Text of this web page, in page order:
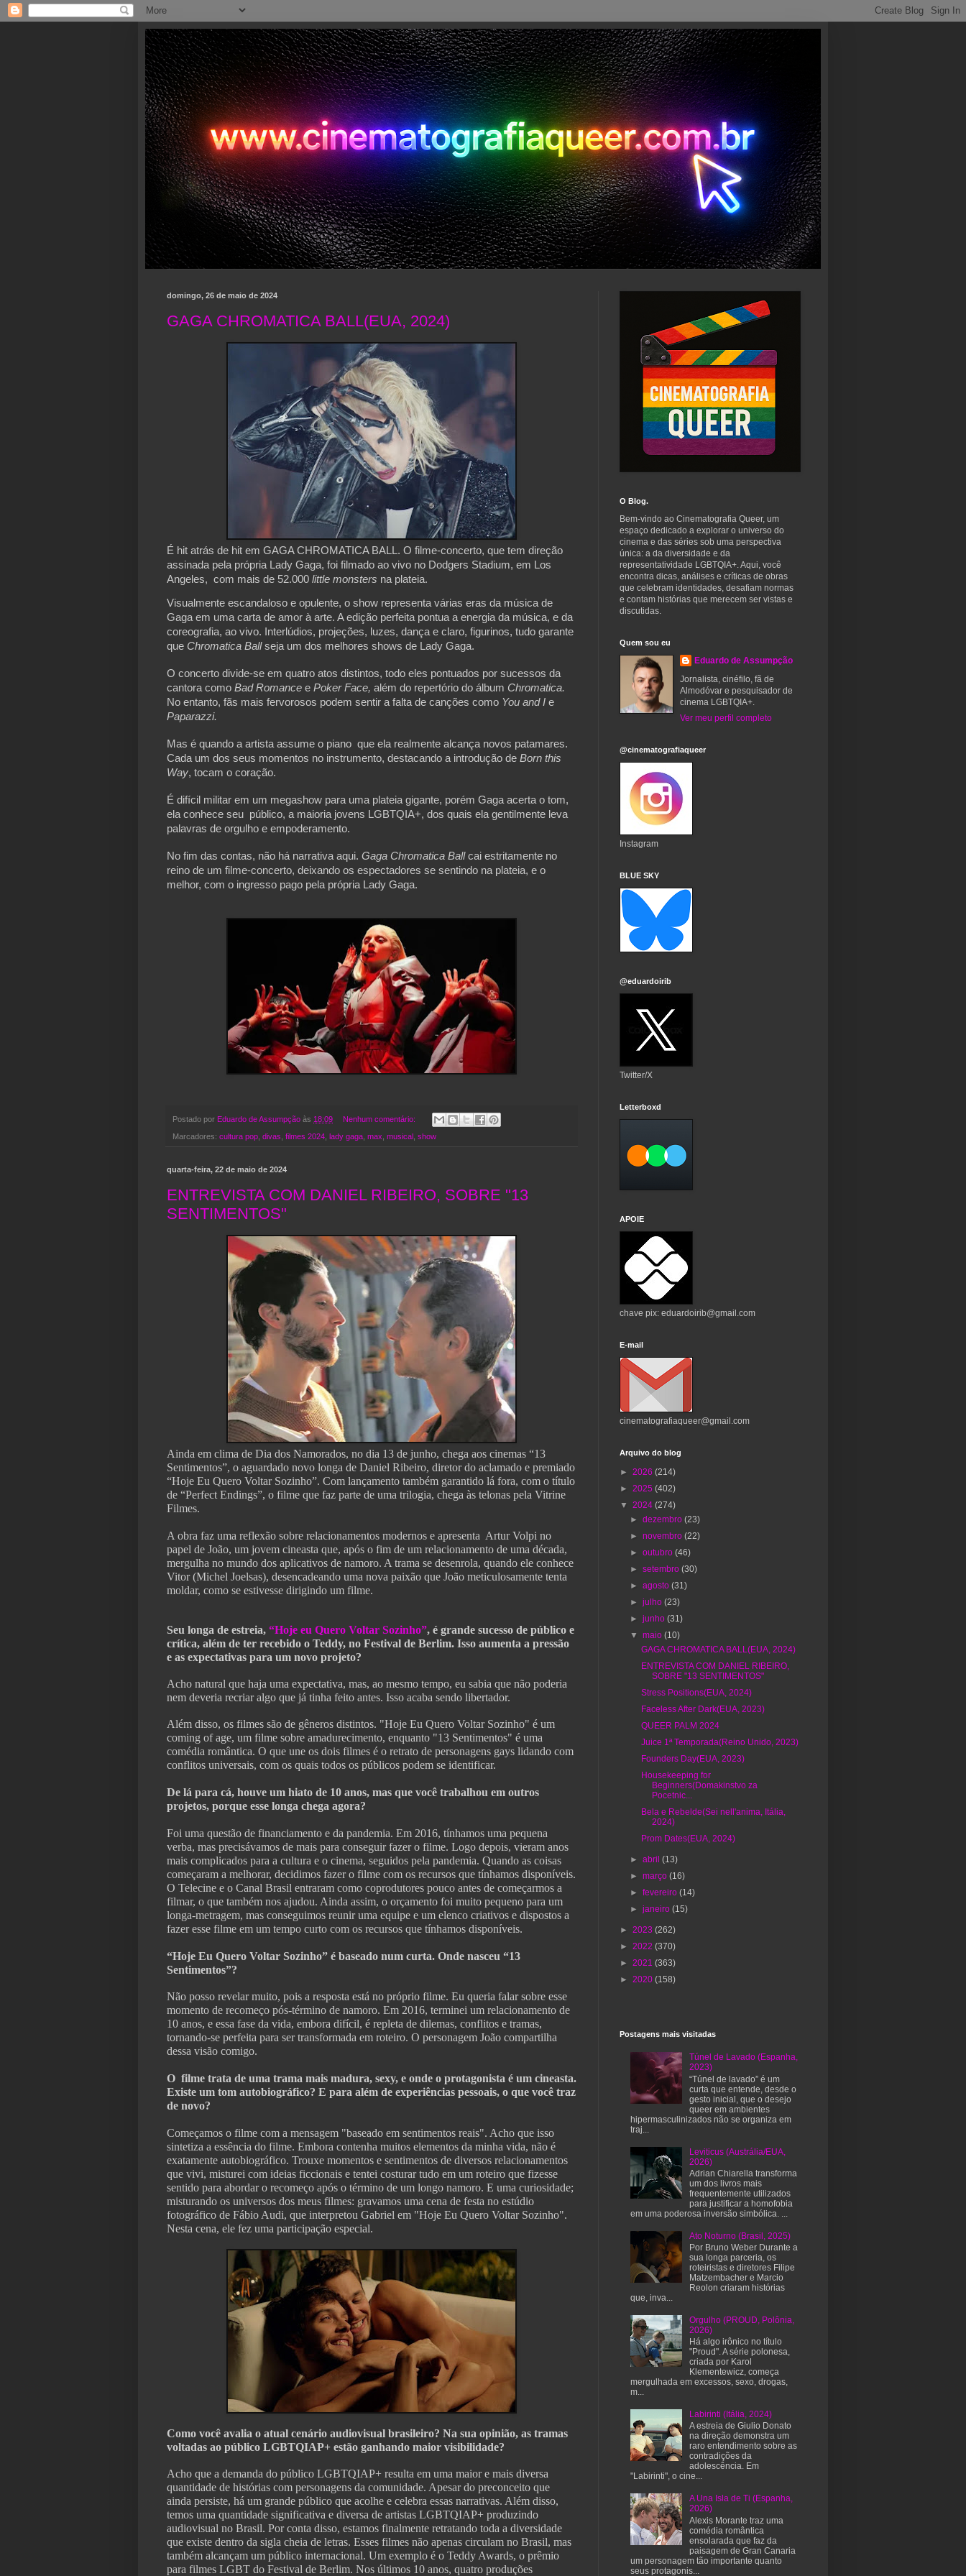
domingo, 26 de maio de 2024
GAGA CHROMATICA BALL(EUA, 2024)
É hit atrás de hit em GAGA CHROMATICA BALL. O filme-concerto, que tem direção
assinada pela própria Lady Gaga, foi filmado ao vivo no Dodgers Stadium, em Los
Angeles, com mais de 52.000 little monsters na plateia.
Visualmente escandaloso e opulente, o show representa várias eras da música de
Gaga em uma carta de amor à arte. A edição perfeita pontua a energia da música, e da
coreografia, ao vivo. Interlúdios, projeções, luzes, dança e claro, figurinos, tudo garante
que Chromatica Ballseja um dos melhores shows de Lady Gaga.
O concerto divide-se em quatro atos distintos, todo eles pontuados por sucessos da
cantora como Bad Romance e Poker Face, além do repertório do álbum Chromatica.
No entanto, fãs mais fervorosos podem sentir a falta de canções como You and I e
Paparazzi.
Mas é quando a artista assume o piano que ela realmente alcança novos patamares.
Cada um dos seus momentos no instrumento, destacando a introdução de Born this
Way, tocam o coração.
É difícil militar em um megashow para uma plateia gigante, porém Gaga acerta o tom,
ela conhece seu público, a maioria jovens LGBTQIA+, dos quais ela gentilmente leva
palavras de orgulho e empoderamento.
No fim das contas, não há narrativa aqui. Gaga Chromatica Ballcai estritamente no
reino de um filme-concerto, deixando os espectadores se sentindo na plateia, e o
melhor, com o ingresso pago pela própria Lady Gaga.
Postado por Eduardo de Assumpção às 18:09 Nenhum comentário:
Marcadores: cultura pop divas filmes 2024 lady gaga max musical show
quarta-feira, 22 de maio de 2024
ENTREVISTA COM DANIEL RIBEIRO, SOBRE "13
SENTIMENTOS"
Ainda em clima de Dia dos Namorados, no dia 13 de junho, chega aos cinemas “13
Sentimentos”, o aguardado novo longa de Daniel Ribeiro, diretor do aclamado e premiado
“Hoje Eu Quero Voltar Sozinho”. Com lançamento também garantido lá fora, com o título
de “Perfect Endings”, o filme que faz parte de uma trilogia, chega às telonas pela Vitrine
Filmes.
A obra faz uma reflexão sobre relacionamentos modernos e apresenta Artur Volpi no
papel de João, um jovem cineasta que, após o fim de um relacionamento de uma década,
mergulha no mundo dos aplicativos de namoro. A trama se desenrola, quando ele conhece
Vitor (Michel Joelsas), desencadeando uma nova paixão que João meticulosamente tenta
moldar, como se estivesse dirigindo um filme.
Seu longa de estreia, “Hoje eu Quero Voltar Sozinho”, é grande sucesso de público e
crítica, além de ter recebido o Teddy, no Festival de Berlim. Isso aumenta a pressão
e as expectativas para um novo projeto?
Acho natural que haja uma expectativa, mas, ao mesmo tempo, eu sabia que não poderia
nem deveria recriar algo que já tinha feito antes. Isso acaba sendo libertador.
Além disso, os filmes são de gêneros distintos. "Hoje Eu Quero Voltar Sozinho" é um
coming of age, um filme sobre amadurecimento, enquanto "13 Sentimentos" é uma
comédia romântica. O que une os dois filmes é o retrato de personagens gays lidando com
conflitos universais, com os quais todos os públicos podem se identificar.
De lá para cá, houve um hiato de 10 anos, mas que você trabalhou em outros
projetos, porque esse longa chega agora?
Foi uma questão de financiamento e da pandemia. Em 2016, tínhamos uma pequena
verba, mas precisávamos de mais para conseguir fazer o filme. Logo depois, vieram anos
mais complicados para a cultura e o cinema, seguidos pela pandemia. Quando as coisas
começaram a melhorar, decidimos fazer o filme com os recursos que tínhamos disponíveis.
O Telecine e o Canal Brasil entraram como coprodutores pouco antes de começarmos a
filmar, o que também nos ajudou. Ainda assim, o orçamento foi muito pequeno para um
longa-metragem, mas conseguimos reunir uma equipe e um elenco criativos e dispostos a
fazer esse filme em um tempo curto com os recursos que tínhamos disponíveis.
“Hoje Eu Quero Voltar Sozinho” é baseado num curta. Onde nasceu “13
Sentimentos”?
Não posso revelar muito, pois a resposta está no próprio filme. Eu queria falar sobre esse
momento de recomeço pós-término de namoro. Em 2016, terminei um relacionamento de
10 anos, e essa fase da vida, embora difícil, é repleta de dilemas, conflitos e tramas,
tornando-se perfeita para ser transformada em roteiro. O personagem João compartilha
dessa visão comigo.
O filme trata de uma trama mais madura, sexy, e onde o protagonista é um cineasta.
Existe um tom autobiográfico? E para além de experiências pessoais, o que você traz
de novo?
Começamos o filme com a mensagem "baseado em sentimentos reais". Acho que isso
sintetiza a essência do filme. Embora contenha muitos elementos da minha vida, não é
exatamente autobiográfico. Trouxe momentos e sentimentos de diversos relacionamentos
que vivi, misturei com ideias ficcionais e tentei costurar tudo em um roteiro que fizesse
sentido para abordar o recomeço após o término de um longo namoro. E uma curiosidade;
misturando os universos dos meus filmes: gravamos uma cena de festa no estúdio
fotográfico de Fábio Audi, que interpretou Gabriel em "Hoje Eu Quero Voltar Sozinho".
Nesta cena, ele fez uma participação especial.
Como você avalia o atual cenário audiovisual brasileiro? Na sua opinião, as tramas
voltadas ao público LGBTQIAP+ estão ganhando maior visibilidade?
Acho que a demanda do público LGBTQIAP+ resulta em uma maior e mais diversa
quantidade de histórias com personagens da comunidade. Apesar do preconceito que
ainda persiste, há um grande público que acolhe e celebra essas narrativas. Além disso,
temos uma quantidade significativa e diversa de artistas LGBTQIAP+ produzindo
audiovisual no Brasil. Por conta disso, estamos finalmente retratando toda a diversidade
que existe dentro da sigla cheia de letras. Esses filmes não apenas circulam no Brasil, mas
também alcançam um público internacional. Um exemplo é o Teddy Awards, o prêmio
para filmes LGBT do Festival de Berlim. Nos últimos 10 anos, quatro produções
O Blog.
Bem-vindo ao Cinematografia Queer, um
espaço dedicado a explorar o universo do
cinema e das séries sob uma perspectiva
única: a da diversidade e da
representatividade LGBTQIA+. Aqui, você
encontra dicas, análises e críticas de obras
que celebram identidades, desafiam normas
e contam histórias que merecem ser vistas e
discutidas.
Quem sou eu
Eduardo de Assumpção
Jornalista, cinéfilo, fã de
Almodóvar e pesquisador de
cinema LGBTQIA+.
Ver meu perfil completo
@cinematografiaqueer
Instagram
BLUE SKY
@eduardoirib
Twitter/X
Letterboxd
APOIE
chave pix: eduardoirib@gmail.com
E-mail
cinematografiaqueer@gmail.com
Arquivo do blog
► 2026 (214)
► 2025 (402)
▼ 2024 (274)
►dezembro(23)
►novembro(22)
►outubro(46)
►setembro(30)
►agosto(31)
►julho(23)
►junho(31)
▼maio(10)
GAGA CHROMATICA BALL(EUA, 2024)
ENTREVISTA COM DANIEL RIBEIRO,
SOBRE "13 SENTIMENTOS"
Stress Positions(EUA, 2024)
Faceless After Dark(EUA, 2023)
QUEER PALM 2024
Juice 1ª Temporada(Reino Unido, 2023)
Founders Day(EUA, 2023)
Housekeeping for
Beginners(Domakinstvo za
Pocetnic...
Bela e Rebelde(Sei nell'anima, Itália,
2024)
Prom Dates(EUA, 2024)
►abril(13)
►março(16)
►fevereiro(14)
►janeiro(15)
► 2023 (262)
► 2022 (370)
► 2021 (363)
► 2020 (158)
Postagens mais visitadas
Túnel de Lavado (Espanha,
2023)
“Túnel de lavado” é um
curta que entende, desde o
gesto inicial, que o desejo
queer em ambientes
hipermasculinizados não se organiza em
traj...
Leviticus (Austrália/EUA,
2026)
Adrian Chiarella transforma
um dos livros mais
frequentemente utilizados
para justificar a homofobia
em uma poderosa inversão simbólica. ...
Ato Noturno (Brasil, 2025)
Por Bruno Weber Durante a
sua longa parceria, os
roteiristas e diretores Filipe
Matzembacher e Marcio
Reolon criaram histórias
que, inva...
Orgulho (PROUD, Polônia,
2026)
Há algo irônico no título
"Proud". A série polonesa,
criada por Karol
Klementewicz, começa
mergulhada em excessos, sexo, drogas,
m...
Labirinti (Itália, 2024)
A estreia de Giulio Donato
na direção demonstra um
raro entendimento sobre as
contradições da
adolescência. Em
"Labirinti", o cine...
A Una Isla de Ti (Espanha,
2026)
Alexis Morante traz uma
comédia romântica
ensolarada que faz da
paisagem de Gran Canaria
um personagem tão importante quanto
seus protagonis...